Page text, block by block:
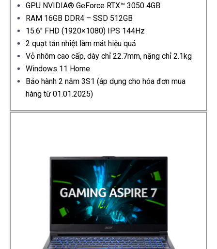
GPU NVIDIA® GeForce RTX™ 3050 4GB
RAM 16GB DDR4 – SSD 512GB
15.6″ FHD (1920×1080) IPS 144Hz
2 quạt tản nhiệt làm mát hiệu quả
Vỏ nhôm cao cấp, dày chỉ 22.7mm, nặng chỉ 2.1kg
Windows 11 Home
Bảo hành 2 năm 3S1 (áp dụng cho hóa đơn mua
hàng từ 01.01.2025)